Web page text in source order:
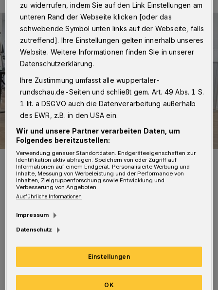
Amadou, Mamadou und Lamine sind vor dem Rathaus zu hören.
Foto: Afrika 422 - by Kalle Waldinger
„Afrika 422“ – so könnte man das Projekt
nennen. Jung und talentiert, die drei Musiker
wissen, was die Zuschauerinnen und
Zuschauer wollen: Kaskaden aus
zu widerrufen, indem Sie auf den Link Einstellungen am
unteren Rand der Webseite klicken [oder das
schwebende Symbol unten links auf der Webseite, falls
zutreffend]. Ihre Einstellungen gelten innerhalb unseres
Website. Weitere Informationen finden Sie in unserer
Datenschutzerklärung.
Ihre Zustimmung umfasst alle wuppertaler-
rundschau.de-Seiten und schließt gem. Art. 49 Abs. 1 S.
1 lit. a DSGVO auch die Datenverarbeitung außerhalb
des EWR, z.B. in den USA ein.
Wir und unsere Partner verarbeiten Daten, um
Folgendes bereitzustellen:
Verwendung genauer Standortdaten. Endgeräteeigenschaften zur
Identifikation aktiv abfragen. Speichern von oder Zugriff auf
Informationen auf einem Endgerät. Personalisierte Werbung und
Inhalte, Messung von Werbeleistung und der Performance von
Inhalten, Zielgruppenforschung sowie Entwicklung und
Verbesserung von Angeboten.
Ausführliche Informationen
Impressum
Datenschutz
Einstellungen
OK